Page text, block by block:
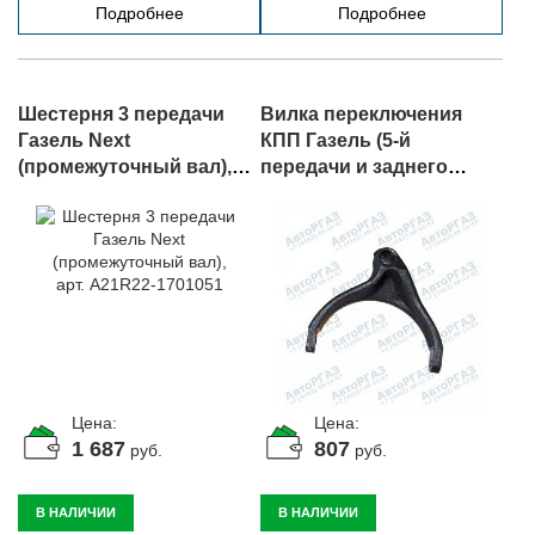
Подробнее Подробнее
Шестерня 3 передачи
Газель Next
(промежуточный вал),
Цена:
1 687 руб.
В НАЛИЧИИ
Вилка переключения
КПП Газель (5-й
передачи и заднего
Цена:
807 руб.
В НАЛИЧИИ